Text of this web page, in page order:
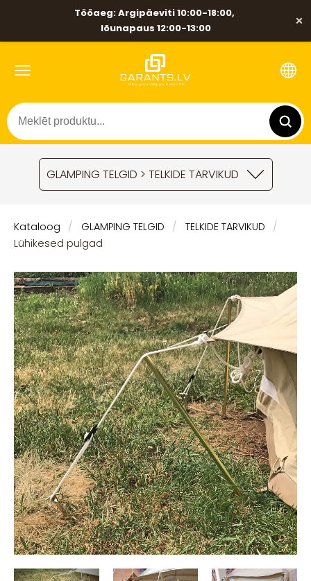
Tööaeg: Argipäeviti 10:00-18:00,
lõunapaus 12:00-13:00
×
GLAMPING TELGID > TELKIDE TARVIKUD
Kataloog GLAMPING TELGID
TELKIDE TARVIKUD
Lühikesed pulgad